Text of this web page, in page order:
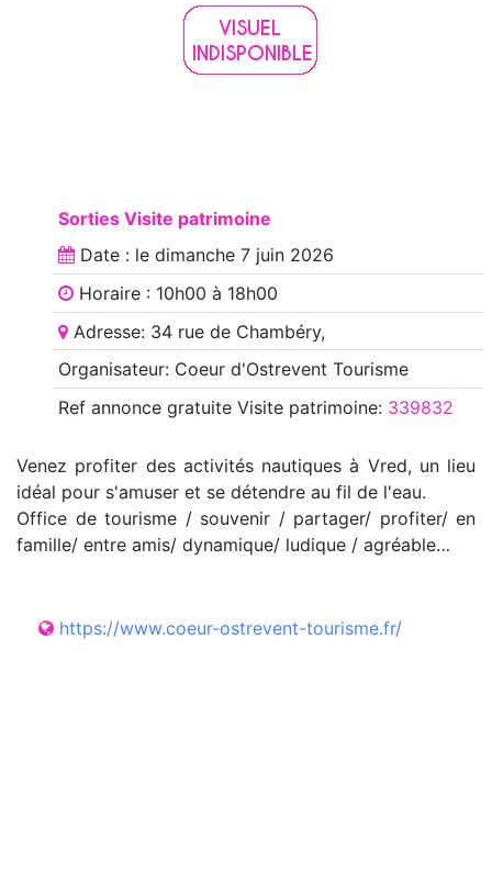
Sorties Visite patrimoine
Date : le dimanche 7 juin 2026
Horaire : 10h00 à 18h00
Adresse: 34 rue de Chambéry,
Organisateur: Coeur d'Ostrevent Tourisme
Ref annoncegratuite Visite patrimoine: 339832
Venez profiter des activités nautiques à Vred, un lieu
idéal pour s'amuser et se détendre au fil de l'eau.
Office de tourisme / souvenir / partager/ profiter/ en
famille/ entre amis/ dynamique/ ludique / agréable…
https://www.coeur-ostrevent-tourisme.fr/